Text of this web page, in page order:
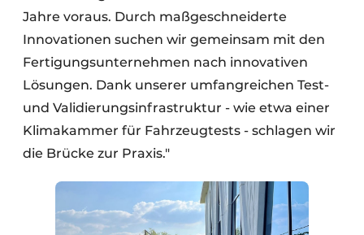
Jahre voraus. Durch maßgeschneiderte
Innovationen suchen wir gemeinsam mit den
Fertigungsunternehmen nach innovativen
Lösungen. Dank unserer umfangreichen Test-
und Validierungsinfrastruktur - wie etwa einer
Klimakammer für Fahrzeugtests - schlagen wir
die Brücke zur Praxis."